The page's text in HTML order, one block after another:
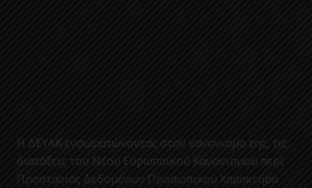
Η ΔΕΥΑΚ ενσωματώνοντας στον κανονισμο της, τις
διατάξεις του Νέου Ευρωπαϊκού Κανονισμού περί
Προστασίας Δεδομένων Προσωπικού Χαρακτήρα